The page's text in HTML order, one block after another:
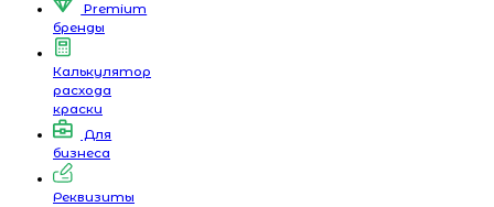
Premium
бренды
Калькулятор
расхода
краски
Для
бизнеса
Реквизиты